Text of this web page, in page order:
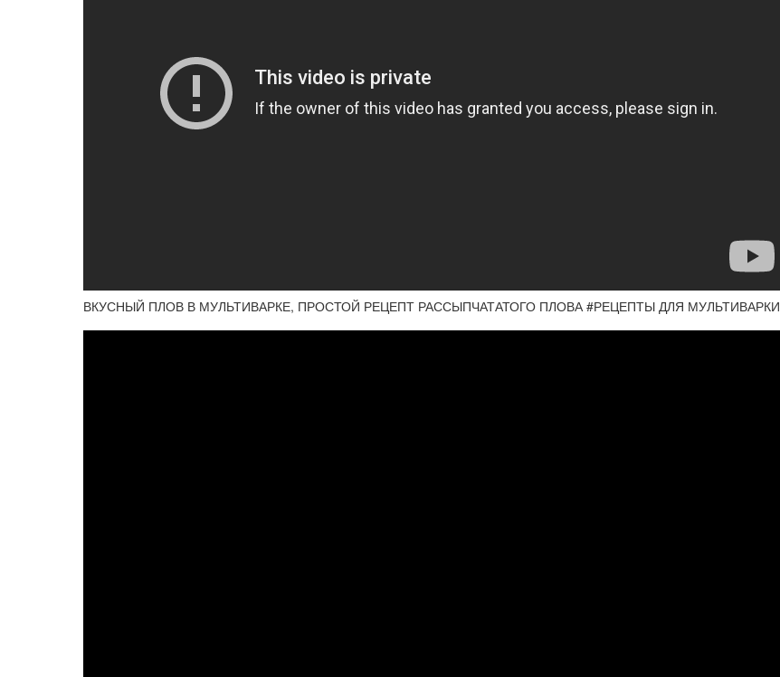
ВКУСНЫЙ ПЛОВ В МУЛЬТИВАРКЕ, ПРОСТОЙ РЕЦЕПТ РАССЫПЧАТАТОГО ПЛОВА #РЕЦЕПТЫ ДЛЯ МУЛЬТИВАРКИ